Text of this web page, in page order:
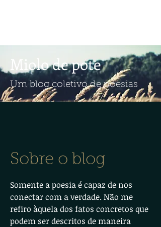
Sobre o blog
Somente a poesia é capaz de nos
conectar com a verdade. Não me
refiro àquela dos fatos concretos que
podem ser descritos de maneira
Miolo de pote
Um blog coletivo de poesias